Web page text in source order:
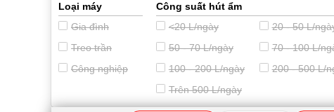
Loại máy
Gia đình
Treo trần
Công nghiệp
Công suất hút ẩm
<20 L/ngày
20 - 50 L/
50 - 70 L/ngày
70 - 100 L/
100 - 200 L/ngày
200 - 500 L/
Trên 500 L/ngày